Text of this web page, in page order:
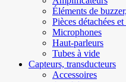
Éléments de
Pièces détachées
Microphones
Haut-parleurs
Tubes à vide
Capteurs, transducteurs
Accessoires